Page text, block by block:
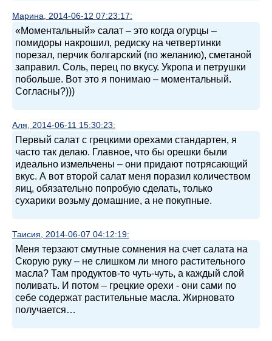
Марина, 2014-06-12 07:23:17:
«Моментальный» салат – это когда огурцы –
помидоры накрошил, редиску на четвертинки
порезал, перчик болгарский (по желанию), сметаной
заправил. Соль, перец по вкусу. Укропа и петрушки
побольше. Вот это я понимаю – моментальный.
Согласны?)))
Аля, 2014-06-11 15:30:23:
Первый салат с грецкими орехами стандартен, я
часто так делаю. Главное, что бы орешки были
идеально измельчены – они придают потрясающий
вкус. А вот второй салат меня поразил количеством
яиц, обязательно попробую сделать, только
сухарики возьму домашние, а не покупные.
Таисия, 2014-06-07 04:12:19:
Меня терзают смутные сомнения на счет салата на
Скорую руку – не слишком ли много растительного
масла? Там продуктов-то чуть-чуть, а каждый слой
поливать. И потом – грецкие орехи - они сами по
себе содержат растительные масла. Жирновато
получается…